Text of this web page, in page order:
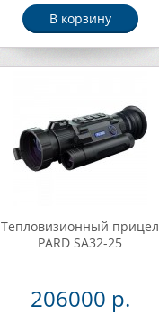
В корзину
Тепловизионный прицел
PARD SA32-25
206000 р.